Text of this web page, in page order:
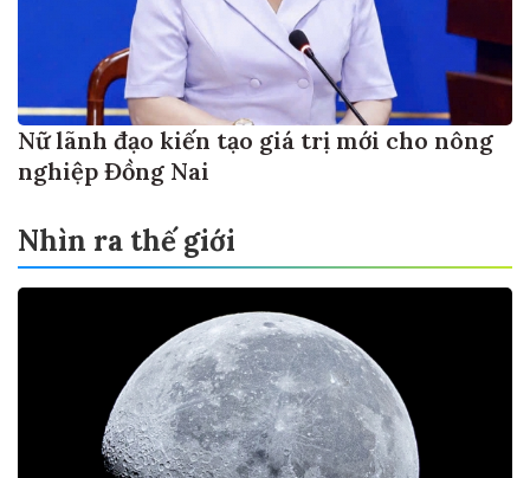
Nữ lãnh đạo kiến tạo giá trị mới cho nông
nghiệp Đồng Nai
Nhìn ra thế giới